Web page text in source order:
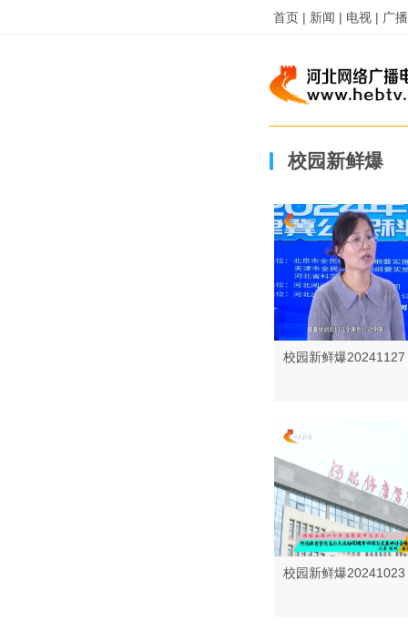
首页 | 新闻 | 电视 | 广
校园新鲜爆
校园新鲜爆20241127
校园新鲜爆20241023